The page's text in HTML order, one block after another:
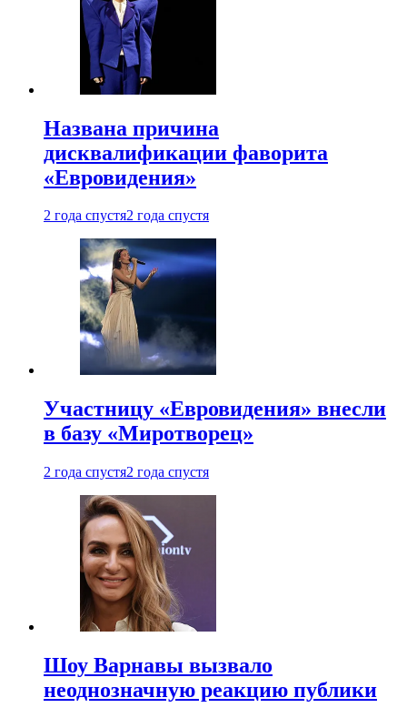
Названа причина
дисквалификации фаворита
«Евровидения»
2 года спустя2 года спустя
Участницу «Евровидения» внесли
в базу «Миротворец»
2 года спустя2 года спустя
Шоу Варнавы вызвало
неоднозначную реакцию публики